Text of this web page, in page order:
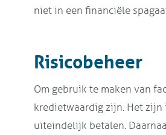
niet in een financiële
Risicobeheer
Om gebruik te maken van
kredietwaardig zijn. Het
uiteindelijk betalen.